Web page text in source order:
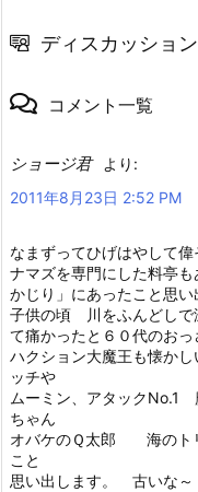
ディスカッション
コメント一覧
ショージ君
より:
2011年8月23日 2:52 PM
なまずってひげはやして
ナマズを専門にした料亭
かじり」にあったこと思
子供の頃 川をふんどし
て痛かったと６０代のお
ハクション大魔王も懐か
ッチや
ムーミン、アタックNo.1
ちゃん
オバケのＱ太郎 海のト
こと
思い出します。 古いな～